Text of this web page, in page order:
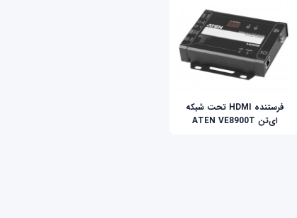
فرستنده HDMI تحت شبکه
ای‌تن ATEN VE8900T